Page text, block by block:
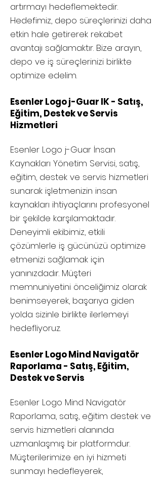
artırmayı hedeflemektedir.
Hedefimiz, depo süreçlerinizi daha
etkin hale getirerek rekabet
avantajı sağlamaktır. Bize arayın,
depo ve iş süreçlerinizi birlikte
optimize edelim.
Esenler Logo j-Guar IK - Satış,
Eğitim, Destek ve Servis
Hizmetleri
Esenler Logo j-Guar İnsan
Kaynakları Yönetim Servisi, satış,
eğitim, destek ve servis hizmetleri
sunarak işletmenizin insan
kaynakları ihtiyaçlarını profesyonel
bir şekilde karşılamaktadır.
Deneyimli ekibimiz, etkili
çözümlerle iş gücünüzü optimize
etmenizi sağlamak için
yanınızdadır. Müşteri
memnuniyetini önceliğimiz olarak
benimseyerek, başarıya giden
yolda sizinle birlikte ilerlemeyi
hedefliyoruz.
Esenler Logo Mind Navigatör
Raporlama - Satış, Eğitim,
Destek ve Servis
Esenler Logo Mind Navigatör
Raporlama, satış, eğitim destek ve
servis hizmetleri alanında
uzmanlaşmış bir platformdur.
Müşterilerimize en iyi hizmeti
sunmayı hedefleyerek,